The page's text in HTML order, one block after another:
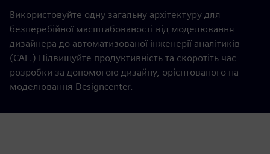
Використовуйте одну загальну архітектуру для
безперебійної масштабованості від моделювання
дизайнера до автоматизованої інженерії аналітиків
(CAE.) Підвищуйте продуктивність та скоротіть час
розробки за допомогою дизайну, орієнтованого на
моделювання Designcenter.